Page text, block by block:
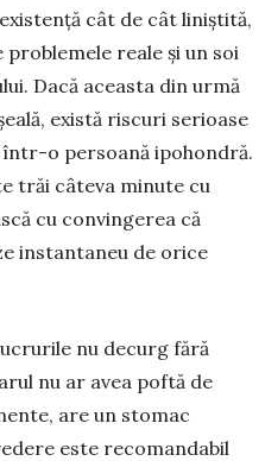
cât de cât liniștită,
reale și un soi
Dacă aceasta din urmă
există riscuri serioase
o persoană ipohondră.
trăi câteva minute cu
cu convingerea că
instantaneu de orice
nu decurg fără
nu ar avea pof­tă de
are un stomac
este reco­man­dabil